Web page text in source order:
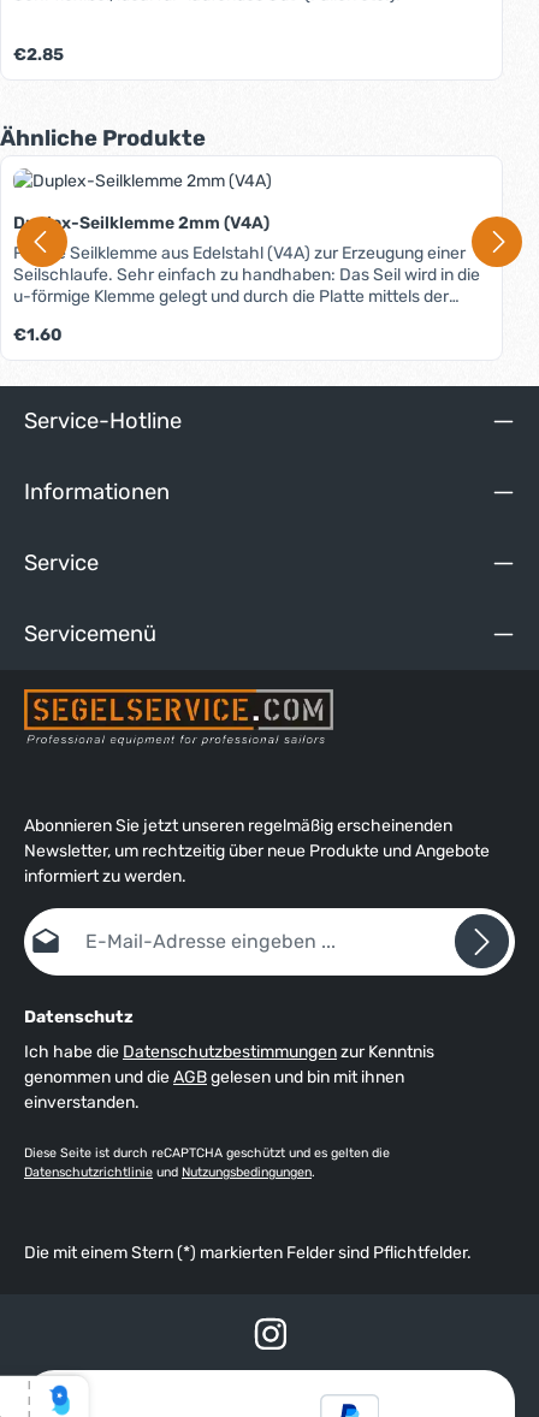
Regulärer Preis:
€2.85
Produktgalerie überspringen
Ähnliche Produkte
Duplex-Seilklemme 2mm (V4A)
Flache Seilklemme aus Edelstahl (V4A) zur Erzeugung einer
Seilschlaufe. Sehr einfach zu handhaben: Das Seil wird in die
u-förmige Klemme gelegt und durch die Platte mittels der
festes Tauwerk geeignet. Da die maximale Belastung sehr von
dem verwendeten Seil und der Verschraubung abhängt,
können keine Angaben zu Arbeits- und Bruchlast gemacht
Verwendung in Hebezeugen oder statischen Systemen
Regulärer Preis:
€1.60
Service-Hotline
Informationen
Service
Servicemenü
Abonnieren Sie jetzt unseren regelmäßig erscheinenden
Newsletter, um rechtzeitig über neue Produkte und Angebote
informiert zu werden.
E-Mail-Adresse*
Datenschutz
Ich habe die Datenschutzbestimmungenzur Kenntnis
genommen und dieAGBgelesen und bin mit ihnen
einverstanden.
Diese Seite ist durch reCAPTCHA geschützt und es gelten die
Datenschutzrichtlinie und Nutzungsbedingungen.
Die mit einem Stern (*) markierten Felder sind Pflichtfelder.